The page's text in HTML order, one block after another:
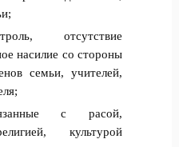
отсутствие
насилие со стороны
семьи, учителей,
с расой,
культурой